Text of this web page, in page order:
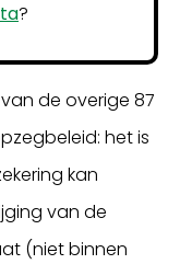
?
de overige 87
het is
kan
van de
(niet binnen